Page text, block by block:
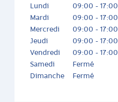
Lundi
09:00 - 17:00
Mardi
09:00 - 17:00
Mercredi
09:00 - 17:00
Jeudi
09:00 - 17:00
Vendredi
09:00 - 17:00
Samedi
Fermé
Dimanche
Fermé